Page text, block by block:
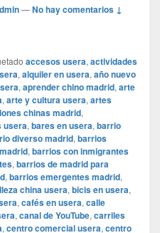
—No hay comentarios ↓
accesos usera, actividades
, alquiler en usera, año nuevo
, aprender chino madrid, arte
, arte y cultura usera, artes
chinas madrid,
usera, bares en usera, barrio
diverso madrid, barrios
, barrios con inmigrantes
, barrios de madrid para
, barrios emergentes madrid,
china usera, bicis en usera,
, cafés en usera, calle
, canal de YouTube, carriles
, centro comercial usera, centro